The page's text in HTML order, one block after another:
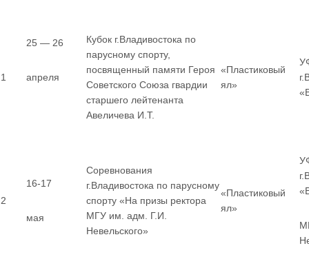
1
25 — 26
апреля
Кубок г.Владивостока по
парусному спорту,
посвященный памяти Героя
Советского Союза гвардии
старшего лейтенанта
Авеличева И.Т.
«Пластиковый
ял»
2
16-17
мая
Соревнования
г.Владивостока по парусному
спорту «На призы ректора
МГУ им. адм. Г.И.
Невельского»
«Пластиковый
ял»